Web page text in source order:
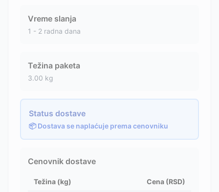
Vreme slanja
1 - 2 radna dana
Težina paketa
3.00 kg
Status dostave
📦 Dostava se naplaćuje prema cenovniku
Cenovnik dostave
Težina (kg) Cena (RSD)